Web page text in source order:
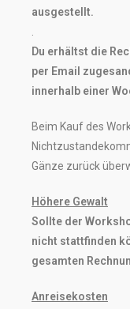
ausgestellt.
.
Du erhältst die
per Email
innerhalb einer
Beim Kauf des
Gänze zurück
Höhere Gewalt
Sollte der
nicht stattfinden
gesamten
Anreisekosten